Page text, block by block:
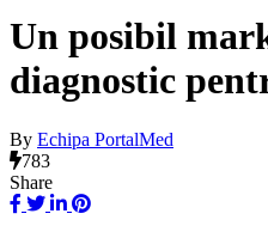
Un posibil
diagnostic
By Echipa PortalMed
783
Share